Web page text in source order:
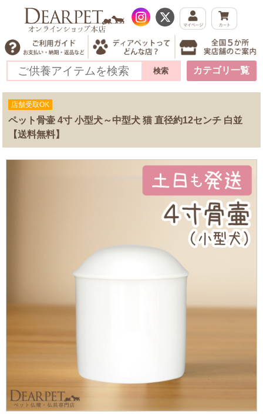
カテゴリ一覧
店舗受取OK
ペット骨壷 4寸 小型犬～中型犬 猫 直径約12センチ 白並
【送料無料】